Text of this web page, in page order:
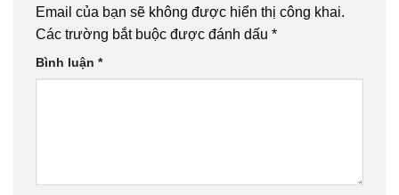
Email của bạn sẽ không được hiển thị công khai.
Các trường bắt buộc được đánh dấu *
Bình luận *